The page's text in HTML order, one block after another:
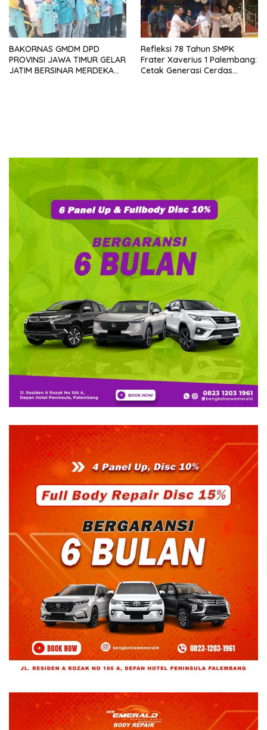
BAKORNAS GMDM DPD
PROVINSI JAWA TIMUR GELAR
JATIM BERSINAR MERDEKA
Refleksi 78 Tahun SMPK
Frater Xaverius 1 Palembang:
Cetak Generasi Cerdas